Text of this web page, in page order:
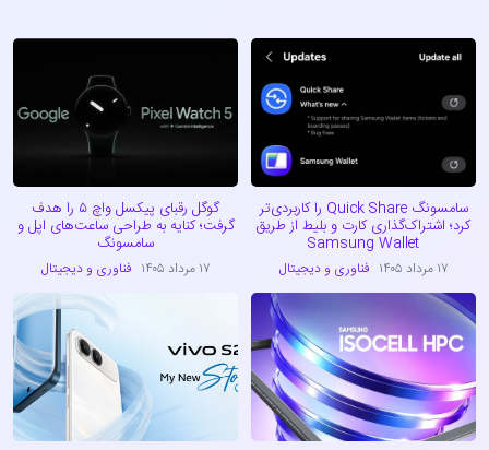
سامسونگ Quick Share را کاربردی‌تر
کرد؛ اشتراک‌گذاری کارت و بلیط از طریق
Samsung Wallet
۱۷ مرداد ۱۴۰۵ فناوری و دیجیتال
گوگل رقبای پیکسل واچ ۵ را هدف
گرفت؛ کنایه به طراحی ساعت‌های اپل و
سامسونگ
۱۷ مرداد ۱۴۰۵ فناوری و دیجیتال